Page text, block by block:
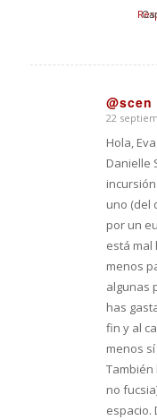
@scen
Dice:
22
Hola,
Danielle
uno (del
por un
está mal
menos
algunas
has
fin y al
menos
no
espacio.